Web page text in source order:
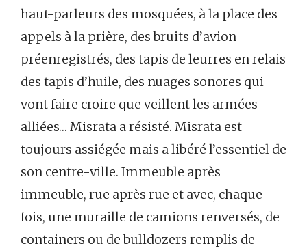
haut-parleurs des mosquées, à la place des
appels à la prière, des bruits d’avion
préenregistrés, des tapis de leurres en relais
des tapis d’huile, des nuages sonores qui
vont faire croire que veillent les armées
alliées… Misrata a résisté. Misrata est
toujours assiégée mais a libéré l’essentiel de
son centre-ville. Immeuble après
immeuble, rue après rue et avec, chaque
fois, une muraille de camions renversés, de
containers ou de bulldozers remplis de